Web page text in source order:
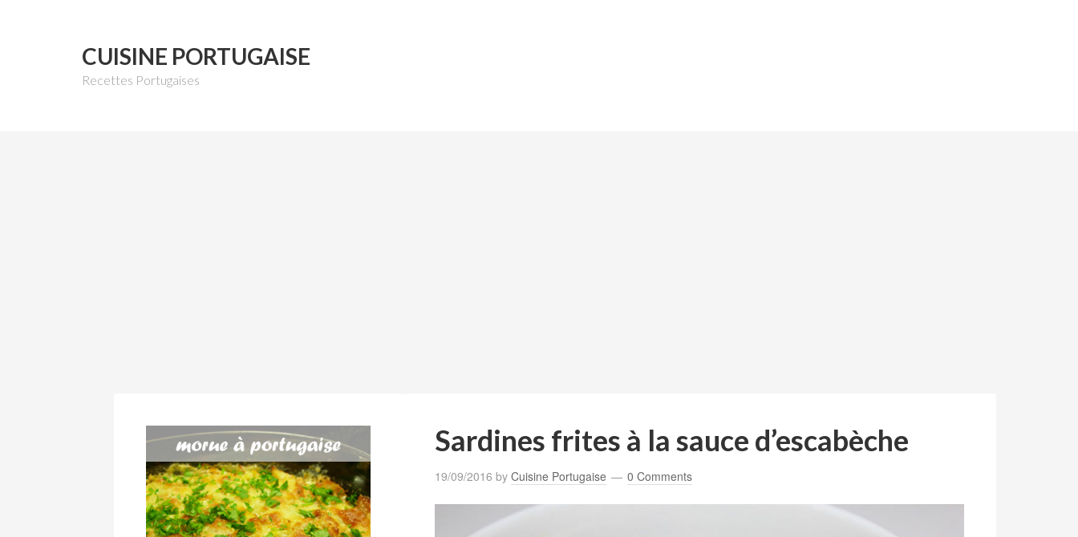
CUISINE PORTUGAISE
Recettes Portugaises
Sardines frites à la sauce d’escabèche
19/09/2016 by Cuisine Portugaise 0 Comments